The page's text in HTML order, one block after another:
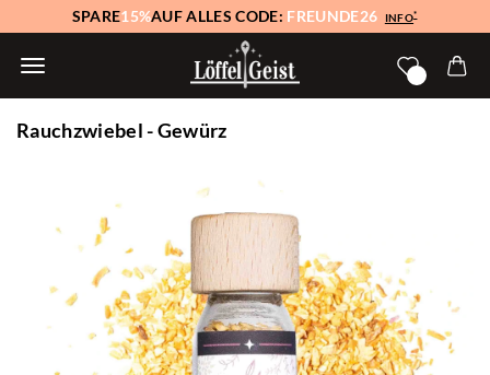
SPARE15%AUF ALLES CODE: FREUNDE26 INFO*
Rauchzwiebel - Gewürz